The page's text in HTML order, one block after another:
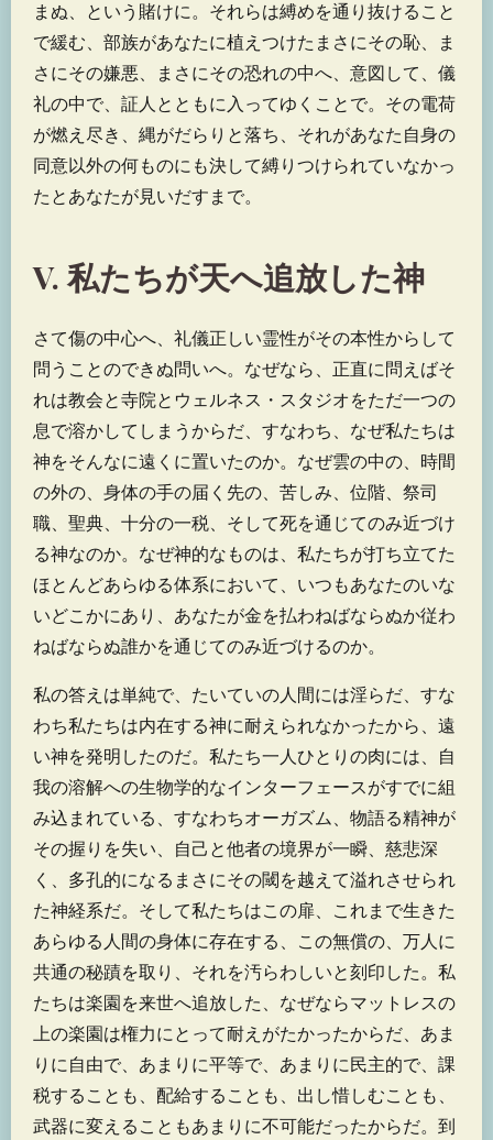
まぬ、という賭けに。それらは縛めを通り抜けること
で緩む、部族があなたに植えつけたまさにその恥、ま
さにその嫌悪、まさにその恐れの中へ、意図して、儀
礼の中で、証人とともに入ってゆくことで。その電荷
が燃え尽き、縄がだらりと落ち、それがあなた自身の
同意以外の何ものにも決して縛りつけられていなかっ
たとあなたが見いだすまで。
V. 私たちが天へ追放した神
さて傷の中心へ、礼儀正しい霊性がその本性からして
問うことのできぬ問いへ。なぜなら、正直に問えばそ
れは教会と寺院とウェルネス・スタジオをただ一つの
息で溶かしてしまうからだ、すなわち、なぜ私たちは
神をそんなに遠くに置いたのか。なぜ雲の中の、時間
の外の、身体の手の届く先の、苦しみ、位階、祭司
職、聖典、十分の一税、そして死を通じてのみ近づけ
る神なのか。なぜ神的なものは、私たちが打ち立てた
ほとんどあらゆる体系において、いつもあなたのいな
いどこかにあり、あなたが金を払わねばならぬか従わ
ねばならぬ誰かを通じてのみ近づけるのか。
私の答えは単純で、たいていの人間には淫らだ、すな
わち私たちは内在する神に耐えられなかったから、遠
い神を発明したのだ。私たち一人ひとりの肉には、自
我の溶解への生物学的なインターフェースがすでに組
み込まれている、すなわちオーガズム、物語る精神が
その握りを失い、自己と他者の境界が一瞬、慈悲深
く、多孔的になるまさにその閾を越えて溢れさせられ
た神経系だ。そして私たちはこの扉、これまで生きた
あらゆる人間の身体に存在する、この無償の、万人に
共通の秘蹟を取り、それを汚らわしいと刻印した。私
たちは楽園を来世へ追放した、なぜならマットレスの
上の楽園は権力にとって耐えがたかったからだ、あま
りに自由で、あまりに平等で、あまりに民主的で、課
税することも、配給することも、出し惜しむことも、
武器に変えることもあまりに不可能だったからだ。到